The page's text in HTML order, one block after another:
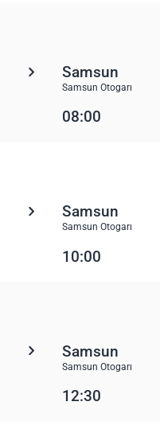
Samsun
Samsun Otogarı
08:00
Samsun
Samsun Otogarı
10:00
Samsun
Samsun Otogarı
12:30